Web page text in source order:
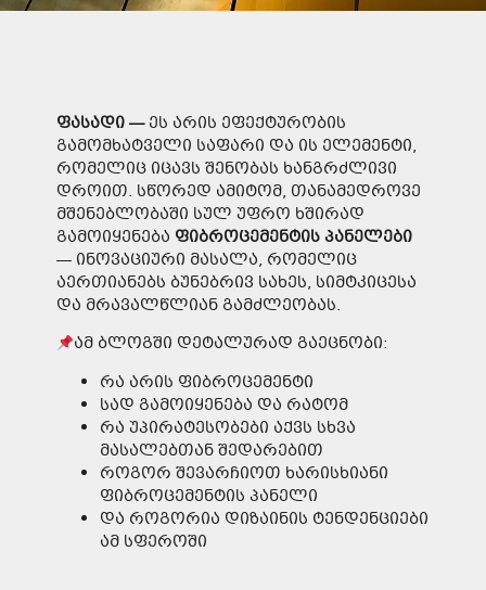
ფასადი—ეს არის ეფექტურობის
გამომხატველი საფარი და ის ელემენტი,
რომელიც იცავს შენობას ხანგრძლივი
დროით. სწორედ ამიტომ, თანამედროვე
მშენებლობაში სულ უფრო ხშირად
გამოიყენება ფიბროცემენტისპანელები
— ინოვაციური მასალა, რომელიც
აერთიანებს ბუნებრივ სახეს, სიმტკიცესა
და მრავალწლიან გამძლეობას.
ამ ბლოგში დეტალურად გაეცნობი:
რა არის ფიბროცემენტი
სად გამოიყენება და რატომ
რა უპირატესობები აქვს სხვა
მასალებთან შედარებით
როგორ შევარჩიოთ ხარისხიანი
ფიბროცემენტის პანელი
და როგორია დიზაინის ტენდენციები
ამ სფეროში